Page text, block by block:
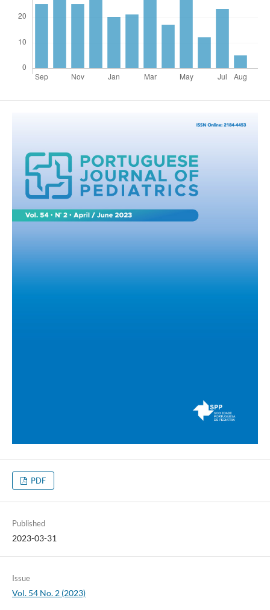
PDF
Published
2023-03-31
Issue
Vol. 54 No. 2 (2023)